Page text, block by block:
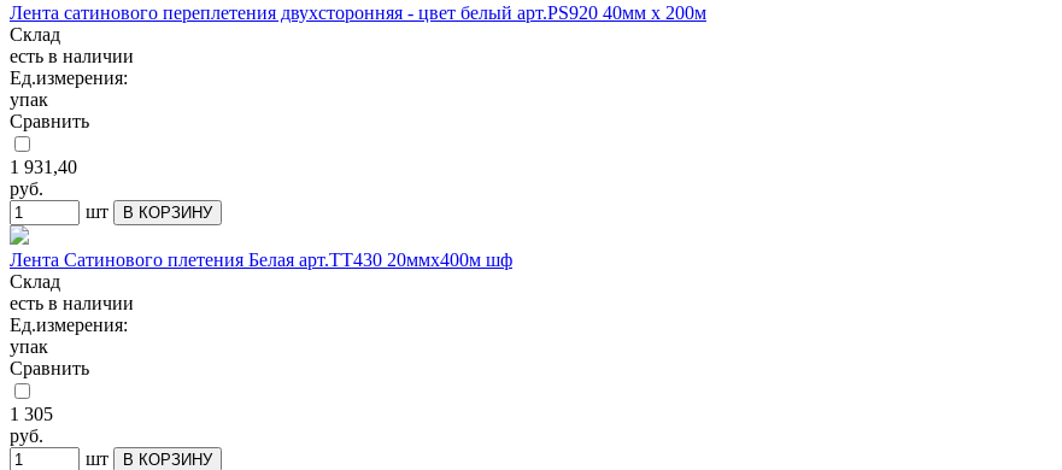
Лента сатинового переплетения двухсторонняя - цвет белый арт.PS920 40мм х 200м
Склад
есть в наличии
Ед.измерения:
упак
Сравнить
1 931,40
руб.
шт
В КОРЗИНУ
Лента Сатинового плетения Белая арт.ТТ430 20ммх400м шф
Склад
есть в наличии
Ед.измерения:
упак
Сравнить
1 305
руб.
шт
В КОРЗИНУ